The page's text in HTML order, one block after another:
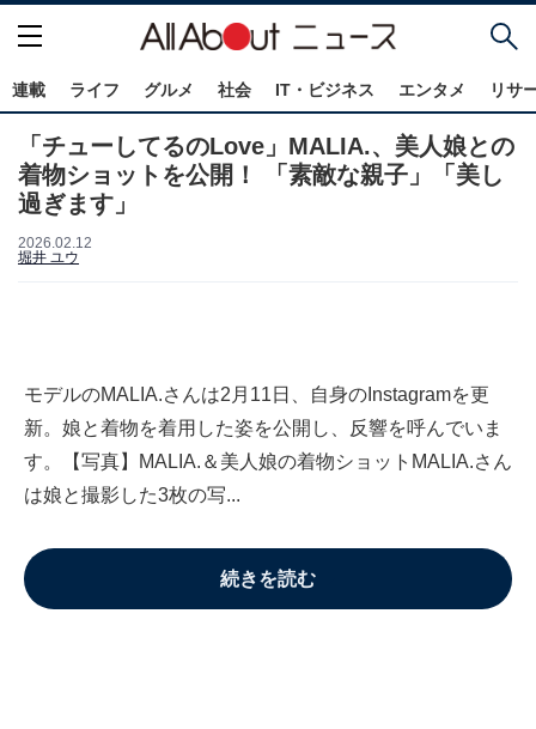
連載 ライフ グルメ 社会 IT・ビジネス エンタメ リサ
「チューしてるのLove」MALIA.、美人娘との
着物ショットを公開！ 「素敵な親子」「美し
過ぎます」
2026.02.12
堀井 ユウ
モデルのMALIA.さんは2月11日、自身のInstagramを更
新。娘と着物を着用した姿を公開し、反響を呼んでいま
す。【写真】MALIA.＆美人娘の着物ショットMALIA.さん
は娘と撮影した3枚の写...
続きを読む